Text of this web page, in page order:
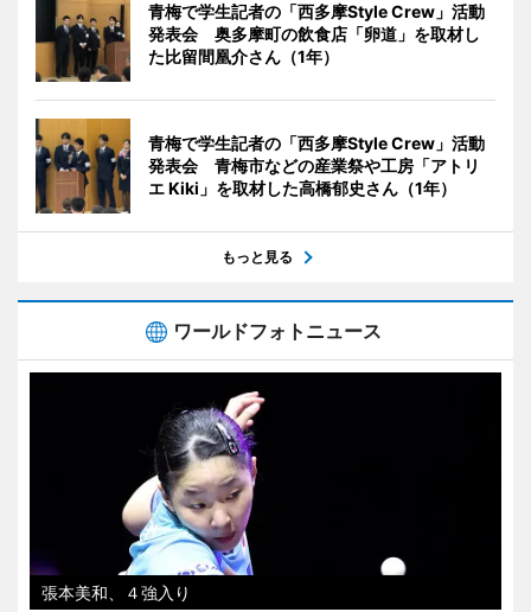
青梅で学生記者の「西多摩Style Crew」活動
発表会 奥多摩町の飲食店「卵道」を取材し
た比留間凰介さん（1年）
青梅で学生記者の「西多摩Style Crew」活動
発表会 青梅市などの産業祭や工房「アトリ
エ Kiki」を取材した高橋郁史さん（1年）
もっと見る
ワールドフォトニュース
張本美和、４強入り